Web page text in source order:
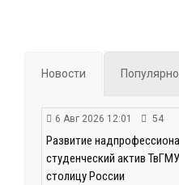
Новости
6 Авг 2026 12:01 54
Развитие
студенческий актив
столицу России